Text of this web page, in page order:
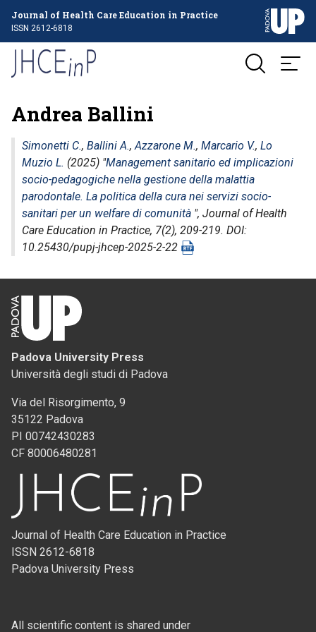
Journal of Health Care Education in Practice
ISSN 2612-6818
Andrea Ballini
Simonetti C., Ballini A.,Azzarone M., Marcario V., Lo
Muzio L. (2025) "Management sanitario ed implicazioni
socio-pedagogiche nella gestione della malattia
parodontale. La politica della cura nei servizi socio-
sanitari per un welfare di comunità ", Journal of Health
Care Education in Practice, 7(2), 209-219. DOI:
10.25430/pupj-jhcep-2025-2-22
Padova University Press
Università degli studi di Padova
Via del Risorgimento, 9
35122 Padova
PI 00742430283
CF 80006480281
Journal of Health Care Education in Practice
ISSN 2612-6818
Padova University Press
All scientific content is shared under